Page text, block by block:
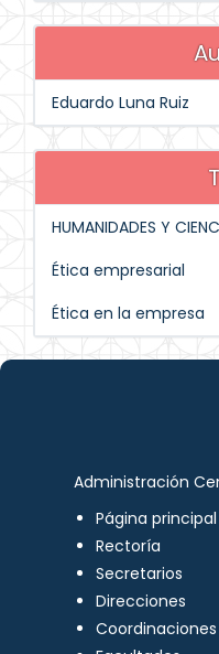
Eduardo Luna Ruiz
HUMANIDADES Y
Ética empresarial
Ética en la empresa
Administración
Página principal
Rectoría
Secretarios
Direcciones
Coordinaciones